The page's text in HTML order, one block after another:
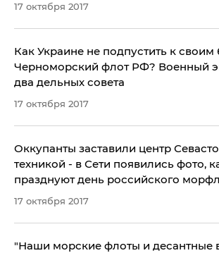
17 октября 2017
​Как Украине не подпустить к своим
Черноморский флот РФ? Военный
два дельных совета
17 октября 2017
Оккупанты заставили центр
техникой - в Сети появились фото,
празднуют день российского
17 октября 2017
"Наши морские флоты и десантные